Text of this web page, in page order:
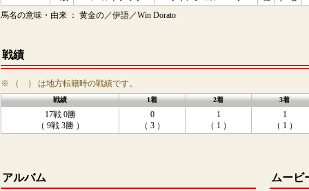
馬名の意味・由来 ： 黄金の／伊語／Win Dorato
戦績
※ （ ） は地方転籍時の戦績です。
戦績 1着 2着 3着
17戦 0勝
（ 9戦 3勝 ）
0
（ 3 ）
1
（ 1 ）
1
（ 1 ）
アルバム ムービ